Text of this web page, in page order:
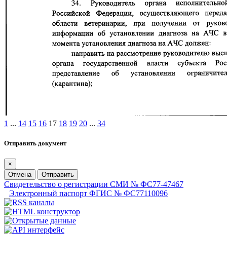
1 ... 14 15 16 17 18 19 20 ... 34
Отправить документ
×
Отмена
Отправить
Свидетельство о регистрации СМИ № ФС77-47467
Электронный паспорт ФГИС № ФС77110096